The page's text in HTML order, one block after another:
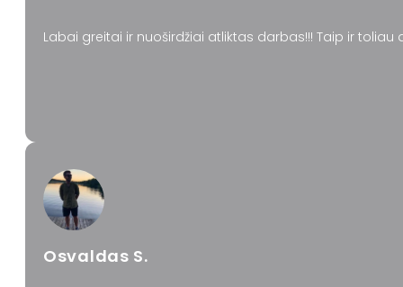
Labai greitai ir nuoširdžiai atliktas darbas!!! Taip ir toliau
Osvaldas S.